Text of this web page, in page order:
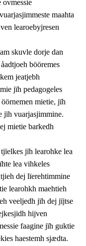
ovmessie
maahta
learoebyjresen
skuvle dorje dan
bööremes
jeatjebh
jïh pedagogeles
mietie, jïh
jïh vuarjasjimmine.
mietie barkedh
jïh learohke lea
lea vihkeles
dej lïerehtimmine
learohkh maehtieh
veeljedh jïh dej jïjtse
hijven
faagine jïh guktie
haestemh sjædta.